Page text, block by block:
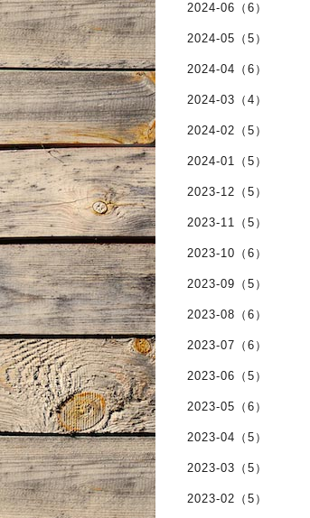
2024-06（6）
2024-05（5）
2024-04（6）
2024-03（4）
2024-02（5）
2024-01（5）
2023-12（5）
2023-11（5）
2023-10（6）
2023-09（5）
2023-08（6）
2023-07（6）
2023-06（5）
2023-05（6）
2023-04（5）
2023-03（5）
2023-02（5）